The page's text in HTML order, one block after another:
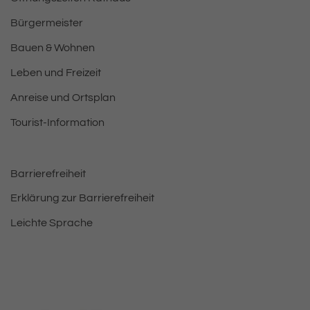
Bürgermeister
Bauen & Wohnen
Leben und Freizeit
Anreise und Ortsplan
Tourist-Information
Barrierefreiheit
Erklärung zur Barrierefreiheit
Leichte Sprache